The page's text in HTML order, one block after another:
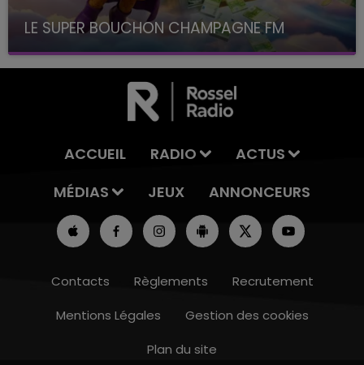
LE SUPER BOUCHON CHAMPAGNE FM
avec La Famille Champagne FM, à 8H10
ACCUEIL RADIO
ACTUS
MÉDIAS
JEUX ANNONCEURS
Contacts Règlements
Recrutement
Mentions Légales
Gestion des cookies
Plan du site